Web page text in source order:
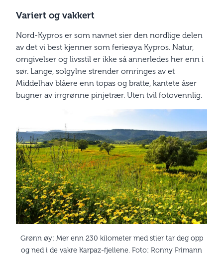
Variert og vakkert
Nord-Kypros er som navnet sier den nordlige delen
av det vi best kjenner som ferieøya Kypros. Natur,
omgivelser og livsstil er ikke så annerledes her enn i
sør. Lange, solgylne strender omringes av et
Middelhav blåere enn topas og bratte, kantete åser
bugner av irrgrønne pinjetrær. Uten tvil fotovennlig.
Grønn øy: Mer enn 230 kilometer med stier tar deg opp
og ned i de vakre Karpaz-fjellene. Foto: Ronny Frimann